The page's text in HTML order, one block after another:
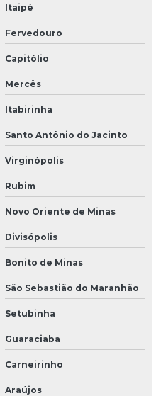
Itaipé
Fervedouro
Capitólio
Mercês
Itabirinha
Santo Antônio do Jacinto
Virginópolis
Rubim
Novo Oriente de Minas
Divisópolis
Bonito de Minas
São Sebastião do Maranhão
Setubinha
Guaraciaba
Carneirinho
Araújos